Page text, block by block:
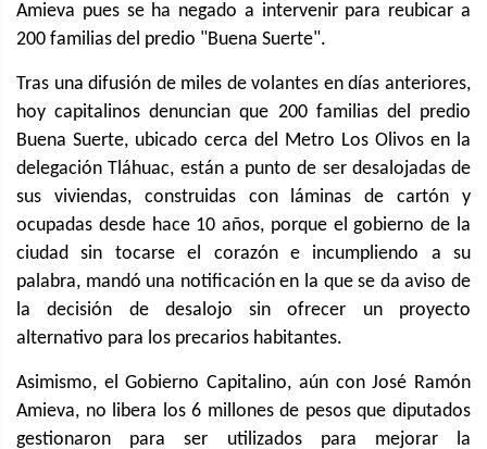
Amieva pues se ha negado a intervenir para reubicar a
200 familias del predio "Buena Suerte".
Tras una difusión de miles de volantes en días anteriores,
hoy capitalinos denuncian que 200 familias del predio
Buena Suerte, ubicado cerca del Metro Los Olivos en la
delegación Tláhuac, están a punto de ser desalojadas de
sus viviendas, construidas con láminas de cartón y
ocupadas desde hace 10 años, porque el gobierno de la
ciudad sin tocarse el corazón e incumpliendo a su
palabra, mandó una notificación en la que se da aviso de
la decisión de desalojo sin ofrecer un proyecto
alternativo para los precarios habitantes.
Asimismo, el Gobierno Capitalino, aún con José Ramón
Amieva, no libera los 6 millones de pesos que diputados
gestionaron para ser utilizados para mejorar la